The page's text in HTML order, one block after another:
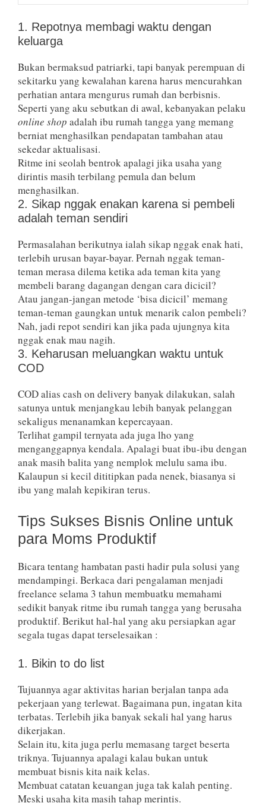
1. Repotnya membagi waktu dengan
keluarga
Bukan bermaksud patriarki, tapi banyak perempuan di
sekitarku yang kewalahan karena harus mencurahkan
perhatian antara mengurus rumah dan berbisnis.
Seperti yang aku sebutkan di awal, kebanyakan pelaku
online shop adalah ibu rumah tangga yang memang
berniat menghasilkan pendapatan tambahan atau
sekedar aktualisasi.
Ritme ini seolah bentrok apalagi jika usaha yang
dirintis masih terbilang pemula dan belum
menghasilkan.
2. Sikap nggak enakan karena si pembeli
adalah teman sendiri
Permasalahan berikutnya ialah sikap nggak enak hati,
terlebih urusan bayar-bayar. Pernah nggak teman-
teman merasa dilema ketika ada teman kita yang
membeli barang dagangan dengan cara dicicil?
Atau jangan-jangan metode ‘bisa dicicil’ memang
teman-teman gaungkan untuk menarik calon pembeli?
Nah, jadi repot sendiri kan jika pada ujungnya kita
nggak enak mau nagih.
3. Keharusan meluangkan waktu untuk
COD
COD alias cash on delivery banyak dilakukan, salah
satunya untuk menjangkau lebih banyak pelanggan
sekaligus menanamkan kepercayaan.
Terlihat gampil ternyata ada juga lho yang
menganggapnya kendala. Apalagi buat ibu-ibu dengan
anak masih balita yang nemplok melulu sama ibu.
Kalaupun si kecil dititipkan pada nenek, biasanya si
ibu yang malah kepikiran terus.
Tips Sukses Bisnis Online untuk
para Moms Produktif
Bicara tentang hambatan pasti hadir pula solusi yang
mendampingi. Berkaca dari pengalaman menjadi
freelance selama 3 tahun membuatku memahami
sedikit banyak ritme ibu rumah tangga yang berusaha
produktif. Berikut hal-hal yang aku persiapkan agar
segala tugas dapat terselesaikan :
1. Bikin to do list
Tujuannya agar aktivitas harian berjalan tanpa ada
pekerjaan yang terlewat. Bagaimana pun, ingatan kita
terbatas. Terlebih jika banyak sekali hal yang harus
dikerjakan.
Selain itu, kita juga perlu memasang target beserta
triknya. Tujuannya apalagi kalau bukan untuk
membuat bisnis kita naik kelas.
Membuat catatan keuangan juga tak kalah penting.
Meski usaha kita masih tahap merintis.